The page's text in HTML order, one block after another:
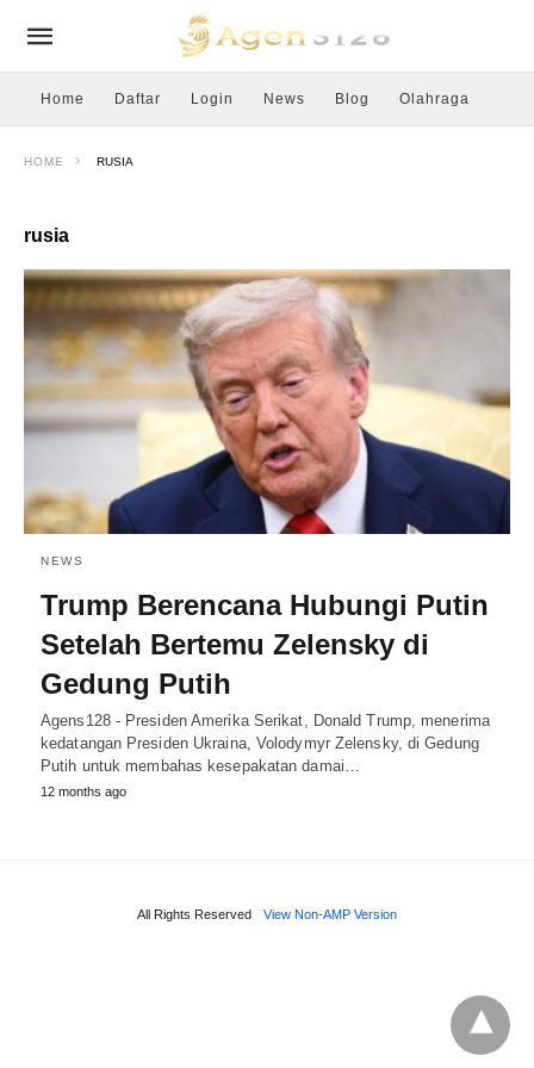
Home Daftar Login News Blog Olahraga
HOME RUSIA
rusia
NEWS
Trump Berencana Hubungi Putin
Setelah Bertemu Zelensky di
Gedung Putih
Agens128 - Presiden Amerika Serikat, Donald Trump, menerima
kedatangan Presiden Ukraina, Volodymyr Zelensky, di Gedung
Putih untuk membahas kesepakatan damai…
12 months ago
All Rights Reserved View Non-AMP Version